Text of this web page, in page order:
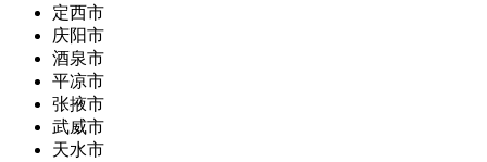
定西市
庆阳市
酒泉市
平凉市
张掖市
武威市
天水市